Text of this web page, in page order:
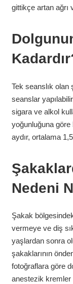
gittikçe artan ağrı
Tek seanslık olan
seanslar
sigara ve alkol
yoğunluğuna göre
aydır, ortalama
Nedeni
Şakak
vermeye ve diş
yaşlardan sonra
şakaklarının
fotoğraflara göre
anestezik kremler